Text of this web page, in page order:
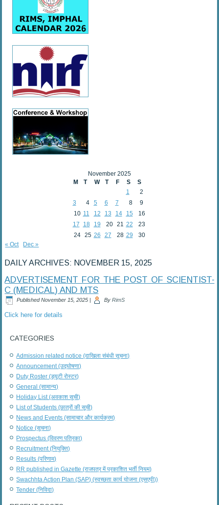
November 2025
M
T W T F S
S
1
2
3
4 5 6 7 8
9
10 11 12 13 14 15
16
17
18 19 20 21 22
23
24 25 26 27 28 29
30
« Oct
Dec »
DAILY ARCHIVES: NOVEMBER 15, 2025
ADVERTISEMENT FOR THE POST OF SCIENTIST-
C (MEDICAL) AND MTS
Published November 15, 2025 | By RimS
Click here for details
CATEGORIES
Admission related notice (दाखिला संबंधी सूचना)
Announcement (उद्घोषणा)
Duty Roster (ड्यूटी रोस्टर)
General (सामान्य)
Holiday List (अवकाश सूची)
List of Students (छात्रों की सूची)
News and Events (सामाचार और कार्यक्रम)
Notice (सूचना)
Prospectus (विवरण पत्रिका)
Recruitment (नियुक्ति)
Results (परिणाम)
RR published in Gazette (राजपत्र में प्रकाशित भर्ती नियम)
Swachhta Action Plan (SAP) (स्वच्छता कार्य योजना (एसएपी))
Tender (निविदा)